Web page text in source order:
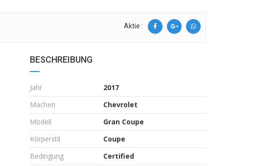
Aktie :
BESCHREIBUNG
Jahr
2017
Machen
Chevrolet
Modell
Gran Coupe
Körperstil
Coupe
Bedingung
Certified